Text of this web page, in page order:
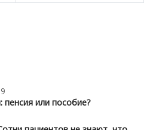
пенсия или пособие?